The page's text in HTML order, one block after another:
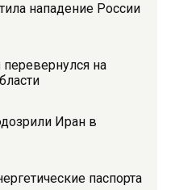
нападение России
перевернулся на
Иран в
паспорта